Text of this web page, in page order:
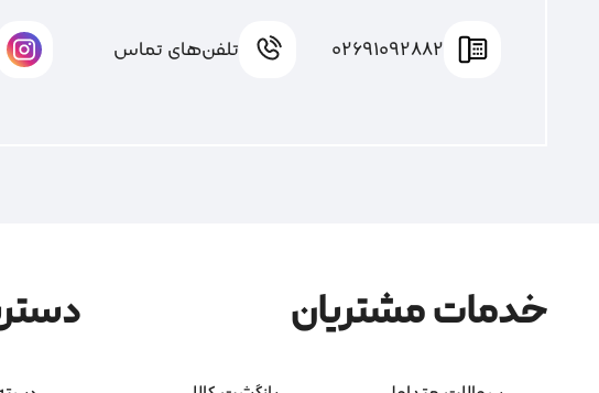
02691092882 تلفن‌های تماس
خدمات مشتریان